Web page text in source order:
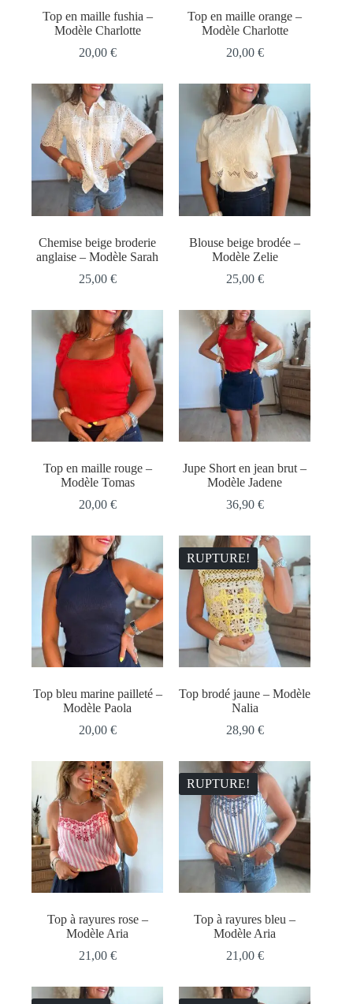
Top en maille fushia –
Modèle Charlotte
20,00 €
Top en maille orange –
Modèle Charlotte
20,00 €
Chemise beige broderie
anglaise – Modèle Sarah
25,00 €
Blouse beige brodée –
Modèle Zelie
25,00 €
Top en maille rouge –
Modèle Tomas
20,00 €
Jupe Short en jean brut –
Modèle Jadene
36,90 €
Top bleu marine pailleté –
Modèle Paola
20,00 €
RUPTURE!
Top brodé jaune – Modèle
Nalia
28,90 €
Top à rayures rose –
Modèle Aria
21,00 €
RUPTURE!
Top à rayures bleu –
Modèle Aria
21,00 €